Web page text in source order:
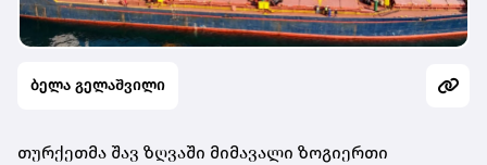
ბელა გელაშვილი
თურქეთმა შავ ზღვაში მიმავალი ზოგიერთი